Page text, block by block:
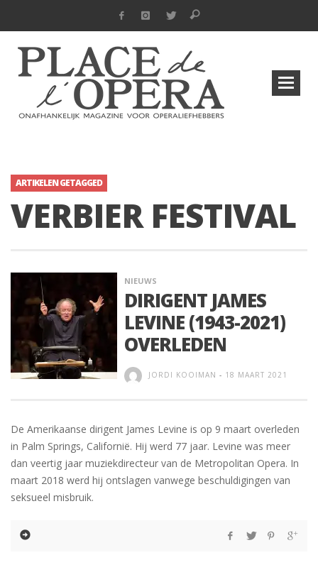
ARTIKELEN GETAGGED
VERBIER FESTIVAL
NIEUWS
DIRIGENT JAMES
LEVINE (1943-2021)
OVERLEDEN
JORDI KOOIMAN - 18 MAART 2021
De Amerikaanse dirigent James Levine is op 9 maart overleden
in Palm Springs, Californië. Hij werd 77 jaar. Levine was meer
dan veertig jaar muziekdirecteur van de Metropolitan Opera. In
maart 2018 werd hij ontslagen vanwege beschuldigingen van
seksueel misbruik.